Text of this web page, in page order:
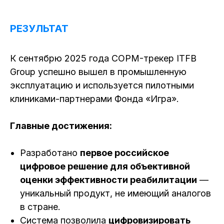
РЕЗУЛЬТАТ
К сентябрю 2025 года COPM-трекер ITFB
Group успешно вышел в промышленную
эксплуатацию и используется пилотными
клиниками-партнерами Фонда «Игра».
Главные достижения:
Разработано первое российское
цифровое решение для объективной
оценки эффективности реабилитации —
уникальный продукт, не имеющий аналогов
в стране.
Система позволила цифровизировать